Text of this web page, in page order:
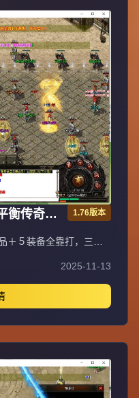
衡传奇极
1.76版本
＋５装备全靠打，三职
），自助充值无优惠
，不分新区老区永不打折
召2虎王、60级召2白虎
白虎魔王、75级召3飞龙
第二天下午合区，晚上
保障发展，花钱有保障。
回忆兄弟情，打造长期
2025-11-13